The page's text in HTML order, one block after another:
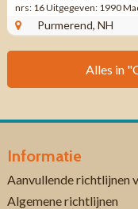
nrs: 16 Uitgegeven: 1990
Blues Rock ...
Purmerend, NH
Alles in
Informatie
Aanvullende richtlijnen
Algemene richtlijnen